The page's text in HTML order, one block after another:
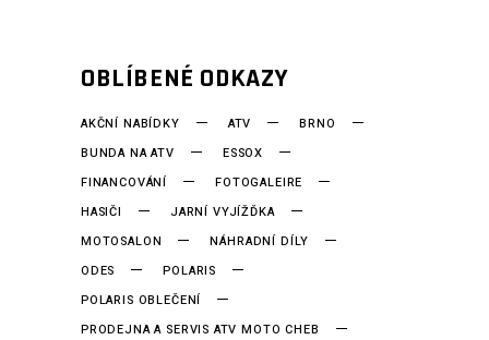
OBLÍBENÉ ODKAZY
AKČNÍ NABÍDKY ATV
BRNO
BUNDA NA ATV
ESSOX
FINANCOVÁNÍ
FOTOGALEIRE
HASIČI
JARNÍ VYJÍŽĎKA
MOTOSALON
NÁHRADNÍ DÍLY
ODES
POLARIS
POLARIS OBLEČENÍ
PRODEJNA A SERVIS ATV MOTO CHEB